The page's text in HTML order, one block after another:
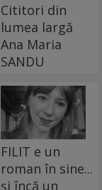
Cititori din
lumea largă
Ana Maria
SANDU
FILIT e un
roman în sine...
și încă un